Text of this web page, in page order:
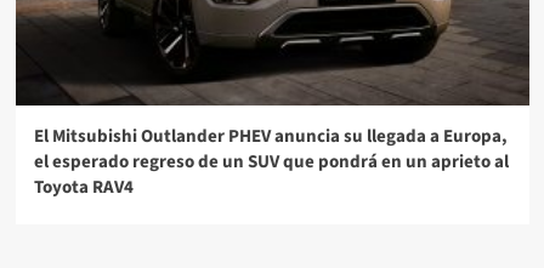
El Mitsubishi Outlander PHEV anuncia su llegada a Europa,
el esperado regreso de un SUV que pondrá en un aprieto al
Toyota RAV4